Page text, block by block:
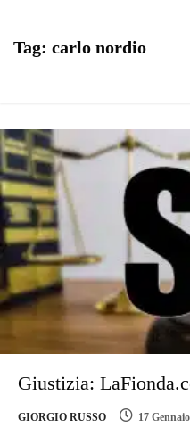
Tag: carlo nordio
Giustizia:
GIORGIO RUSSO 17